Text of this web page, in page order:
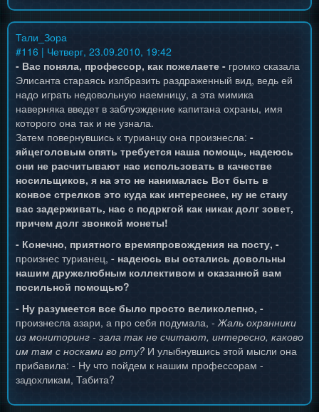
Тали_Зора
#116 | Четверг, 23.09.2010, 19:42
- Вас поняла, профессор, как пожелаете - громко сказала
Элисанта стараясь излбразить раздраженный вид, ведь ей
надо играть недовольную наемницу, а эта мимика
наверняка введет в заблуэждение капитана охраны, имя
которого она так и не узнала.
Затем повернувшись к турианцу она произнесла: -
яйцеголовым опять требуется наша помощь, надеюсь
они не расчитывают нас использовать в качестве
носильщиков, я на это не нанималась Вот быть в
конвое стрелков это куда как интереснее, ну не стану
вас задерживать, нас с подркгой как никак долг зовет,
причем долг звонкой монеты!
- Конечно, приятного времяпровождения на посту, -
произнес турианец, - надеюсь вы остались довольны
нашим дружелюбным коллективом и оказанной вам
посильной помощью?
- Ну разумеется все было просто великолепно, -
произнесла азари, а про себя подумала, - Жаль охранники
из мониторинг - зала так не считают, интересно, каково
им там с носками во рту? И улыбнувшись этой мысли она
прибавила: - Ну что пойдем к нашим профессорам -
задохликам, Табита?